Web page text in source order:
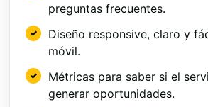
preguntas frecuentes.
Diseño responsive, claro y
móvil.
Métricas para saber si el
generar oportunidades.